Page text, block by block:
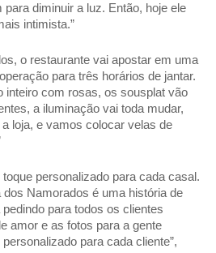
diminuir a luz. Então, hoje ele
intimista.”
o restaurante vai apostar em uma
para três horários de jantar.
inteiro com rosas, os sousplat vão
a iluminação vai toda mudar,
loja, e vamos colocar velas de
personalizado para cada casal.
dos Namorados é uma história de
para todos os clientes
amor e as fotos para a gente
para cada cliente”,